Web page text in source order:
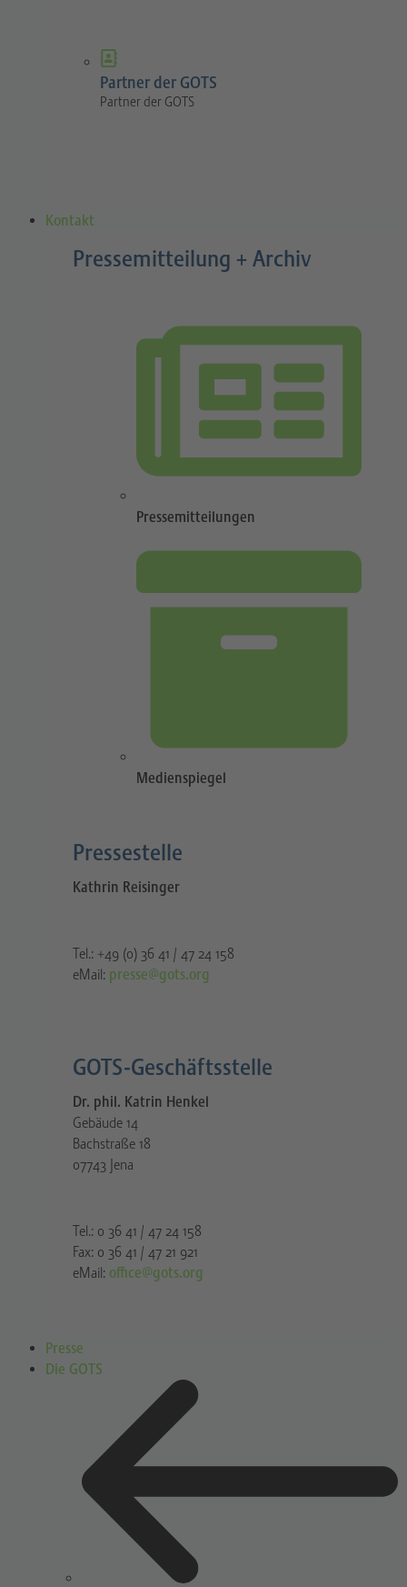
Partner der GOTS
Partner der GOTS
Kontakt
Pressemitteilung + Archiv
Pressemitteilungen
Medienspiegel
Pressestelle​
Kathrin Reisinger
Tel.: +49 (0) 36 41 / 47 24 158
eMail: presse@gots.org
GOTS-Geschäftsstelle
Dr. phil. Katrin Henkel
Gebäude 14
Bachstraße 18
07743 Jena
Tel.: 0 36 41 / 47 24 158
Fax: 0 36 41 / 47 21 921
eMail: office@gots.org
Presse
Die GOTS